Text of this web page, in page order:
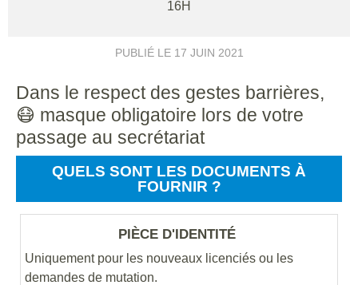
16H
PUBLIÉ LE 17 JUIN 2021
Dans le respect des gestes barrières,
😷 masque obligatoire lors de votre
passage au secrétariat
QUELS SONT LES DOCUMENTS À
FOURNIR ?
PIÈCE D'IDENTITÉ
Uniquement pour les nouveaux licenciés ou les
demandes de mutation.